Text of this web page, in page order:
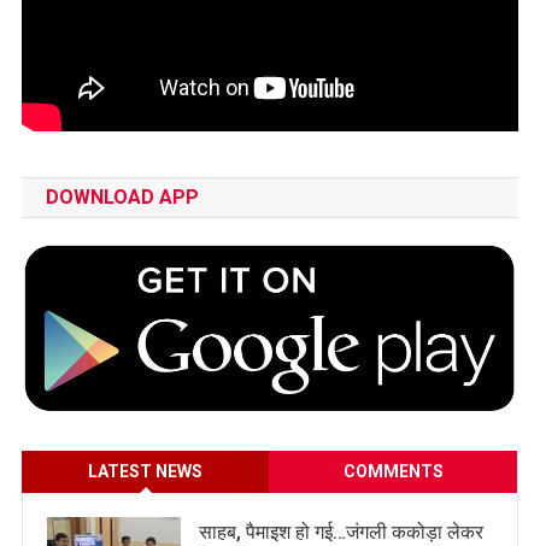
DOWNLOAD APP
LATEST NEWS COMMENTS
साहब, पैमाइश हो गई…जंगली ककोड़ा लेकर